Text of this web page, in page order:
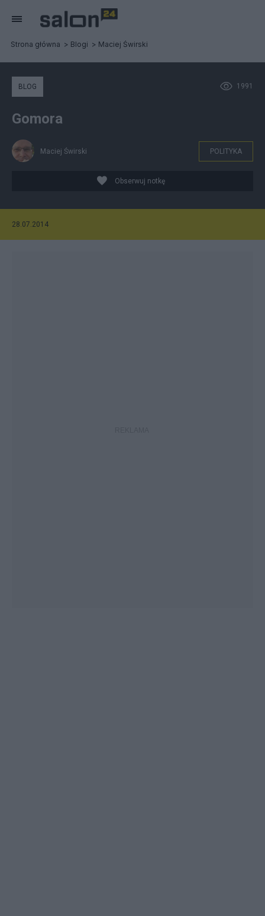
Strona główna Blogi Maciej Świrski
1991
BLOG
Gomora
Maciej Świrski POLITYKA
Obserwuj notkę
28.07.2014